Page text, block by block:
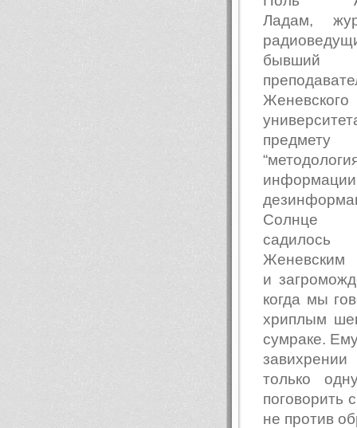
Ладам,
бывший
Женевского
предмету
Женевским
и
когда мы
хриплым
сумраке.
только
поговорить
не против